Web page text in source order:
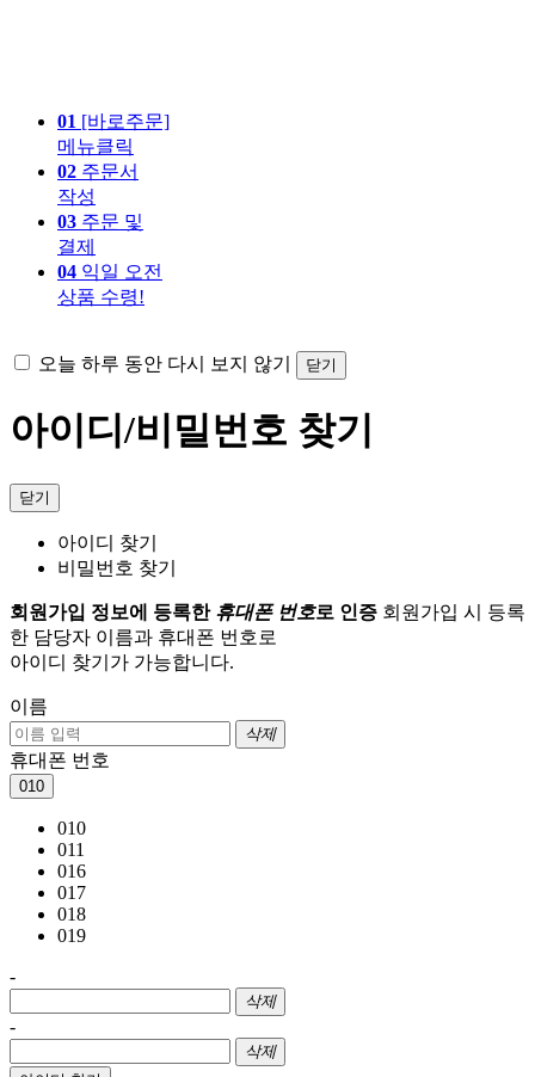
01 [바로주문]
메뉴클릭
02 주문서
작성
03 주문 및
결제
04 익일 오전
상품 수령!
오늘 하루 동안 다시 보지 않기 닫기
아이디/비밀번호 찾기
닫기
아이디 찾기
비밀번호 찾기
회원가입 정보에 등록한 휴대폰 번호로 인증 회원가입 시 등록
한 담당자 이름과 휴대폰 번호로
아이디 찾기가 가능합니다.
이름
삭제
휴대폰 번호
010
010
011
016
017
018
019
-
삭제
-
삭제